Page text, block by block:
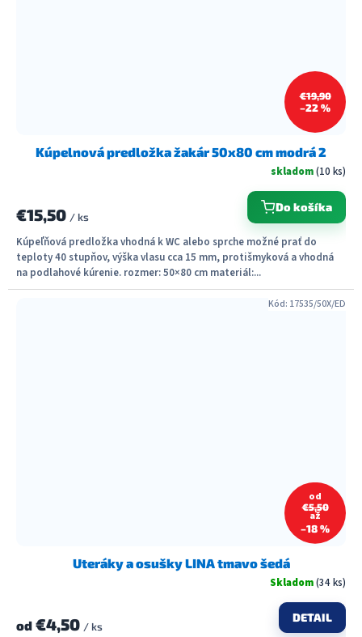
€19,90
–22 %
Kúpelnová predložka žakár 50x80 cm modrá 2
skladom(10 ks)
€15,50 / ks
Do košíka
Kúpeľňová predložka vhodná k WC alebo sprche možné prať do
teploty 40 stupňov, výška vlasu cca 15 mm, protišmyková a vhodná
na podlahové kúrenie. rozmer: 50×80 cm materiál:...
od
€5,50
až
–18 %
Uteráky a osušky LINA tmavo šedá
Skladom(34 ks)
od €4,50 / ks
DETAIL
Kód: 17535/50X/ED